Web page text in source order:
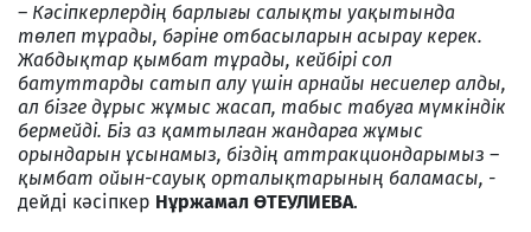
– Кәсіпкерлердің барлығы салықты уақытында
төлеп тұрады, бәріне отбасыларын асырау керек.
Жабдықтар қымбат тұрады, кейбірі сол
батуттарды сатып алу үшін арнайы несиелер алды,
ал бізге дұрыс жұмыс жасап, табыс табуға мүмкіндік
бермейді. Біз аз қамтылған жандарға жұмыс
орындарын ұсынамыз, біздің аттракциондарымыз –
қымбат ойын-сауық орталықтарының баламасы, -
дейді кәсіпкер Нұржамал ӨТЕУЛИЕВА.